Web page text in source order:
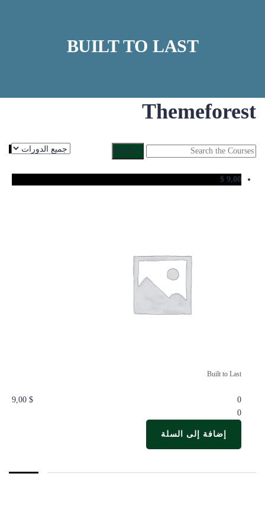
BUILT TO LAST
Themeforest
Search
9,00
$
Built to Last
0
0
9,00 $
إضافة إلى السلة